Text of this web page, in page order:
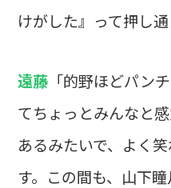
けがした』って押し通
遠藤 「的野ほどパン
てちょっとみんなと
あるみたいで、よく
す。この間も、山下